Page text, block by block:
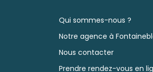
Qui sommes-nous ?
Notre agence à
Nous contacter
Prendre rendez-vous en